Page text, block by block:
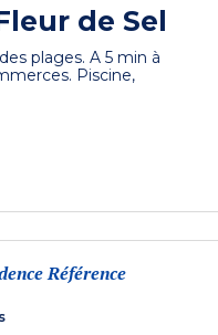
de Sel
plages. A 5 min à
Piscine,
Référence